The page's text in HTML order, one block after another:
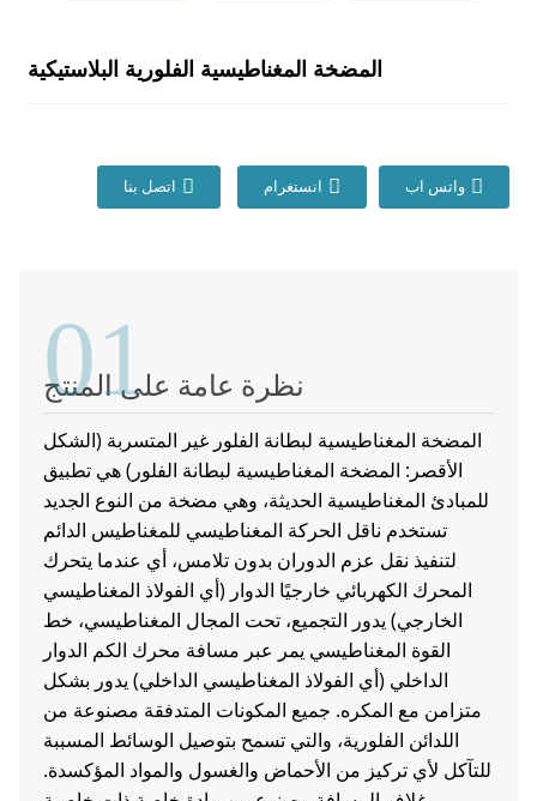
المضخة المغناطيسية الفلورية البلاستيكية
اتصل بنا انستغرام واتس اب
01
نظرة عامة على المنتج
المضخة المغناطيسية لبطانة الفلور غير المتسربة (الشكل
الأقصر: المضخة المغناطيسية لبطانة الفلور) هي تطبيق
للمبادئ المغناطيسية الحديثة، وهي مضخة من النوع الجديد
تستخدم ناقل الحركة المغناطيسي للمغناطيس الدائم
لتنفيذ نقل عزم الدوران بدون تلامس، أي عندما يتحرك
المحرك الكهربائي خارجيًا الدوار (أي الفولاذ المغناطيسي
الخارجي) يدور التجميع، تحت المجال المغناطيسي، خط
القوة المغناطيسي يمر عبر مسافة محرك الكم الدوار
الداخلي (أي الفولاذ المغناطيسي الداخلي) يدور بشكل
متزامن مع المكره. جميع المكونات المتدفقة مصنوعة من
اللدائن الفلورية، والتي تسمح بتوصيل الوسائط المسببة
للتآكل لأي تركيز من الأحماض والغسول والمواد المؤكسدة.